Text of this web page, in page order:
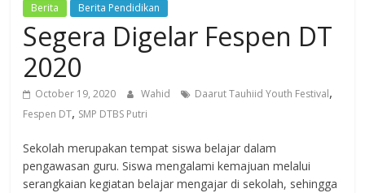
Berita Berita Pendidikan
Segera Digelar Fespen DT
2020
October 19, 2020 Wahid Daarut Tauhiid Youth Festival,
Fespen DT, SMP DTBS Putri
Sekolah merupakan tempat siswa belajar dalam
pengawasan guru. Siswa mengalami kemajuan melalui
serangkaian kegiatan belajar mengajar di sekolah, sehingga